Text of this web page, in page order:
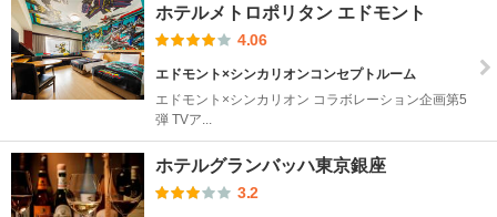
ホテルメトロポリタン エドモント
4.06
エドモント×シンカリオンコンセプトルーム
エドモント×シンカリオン コラボレーション企画第5
弾 TVア...
ホテルグランバッハ東京銀座
3.2